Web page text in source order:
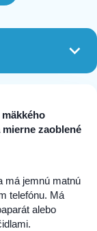
zaoblené
má jemnú matnú
telefónu. Má
alebo